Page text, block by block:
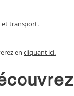
et transport.
en cliquant ici.